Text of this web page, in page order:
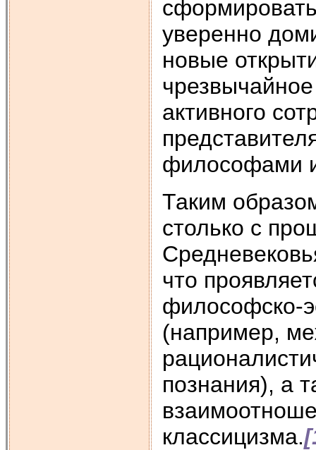
уверенно
новые
активного
философами
Таким
столько с
что
философско-
(например,
познания), а
классицизма.